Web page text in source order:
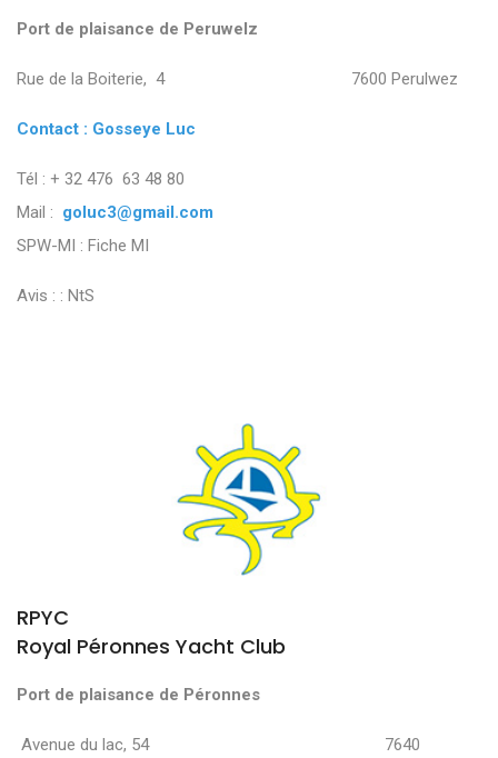
Port de plaisance de Peruwelz
Rue de la Boiterie, 4 7600 Perulwez
Contact : Gosseye Luc
Tél : + 32 476 63 48 80
Mail : goluc3@gmail.com
SPW-MI : Fiche MI
Avis : : NtS
RPYC
Royal Péronnes Yacht Club
Port de plaisance de Péronnes
Avenue du lac, 54 7640